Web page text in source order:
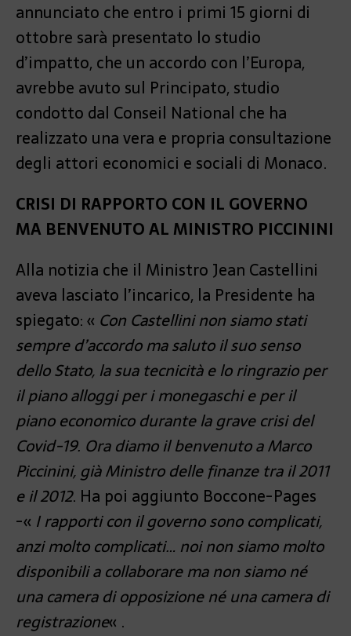
annunciato che entro i primi 15 giorni di
ottobre sarà presentato lo studio
d’impatto, che un accordo con l’Europa,
avrebbe avuto sul Principato, studio
condotto dal Conseil National che ha
realizzato una vera e propria consultazione
degli attori economici e sociali di Monaco.
CRISI DI RAPPORTO CON IL GOVERNO
MA BENVENUTO AL MINISTRO PICCININI
Alla notizia che il Ministro Jean Castellini
aveva lasciato l’incarico, la Presidente ha
spiegato: « Con Castellini non siamo stati
sempre d’accordo ma saluto il suo senso
dello Stato, la sua tecnicità e lo ringrazio per
il piano alloggi per i monegaschi e per il
piano economico durante la grave crisi del
Covid-19. Ora diamo il benvenuto a Marco
Piccinini, già Ministro delle finanze tra il 2011
e il 2012. Ha poi aggiunto Boccone-Pages
-« I rapporti con il governo sono complicati,
anzi molto complicati… noi non siamo molto
disponibili a collaborare ma non siamo né
una camera di opposizione né una camera di
registrazione« .